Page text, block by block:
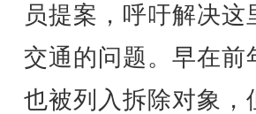
员提案，呼吁解决
交通的问题。早在
也被列入拆除对象，